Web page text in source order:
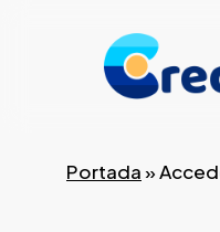
Portada»